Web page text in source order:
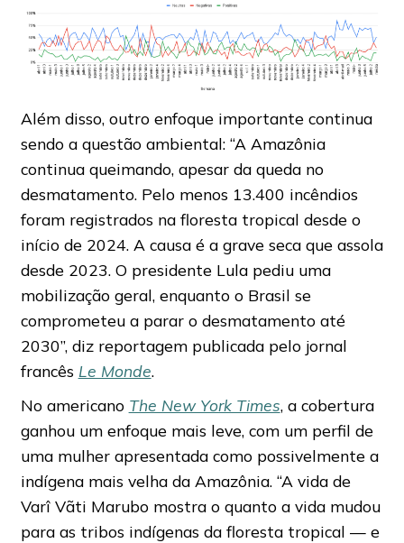
Além disso, outro enfoque importante continua
sendo a questão ambiental: “A Amazônia
continua queimando, apesar da queda no
desmatamento. Pelo menos 13.400 incêndios
foram registrados na floresta tropical desde o
início de 2024. A causa é a grave seca que assola
desde 2023. O presidente Lula pediu uma
mobilização geral, enquanto o Brasil se
comprometeu a parar o desmatamento até
2030”, diz reportagem publicada pelo jornal
francês Le Monde.
No americano The New York Times, a cobertura
ganhou um enfoque mais leve, com um perfil de
uma mulher apresentada como possivelmente a
indígena mais velha da Amazônia. “A vida de
Varî Vãti Marubo mostra o quanto a vida mudou
para as tribos indígenas da floresta tropical — e